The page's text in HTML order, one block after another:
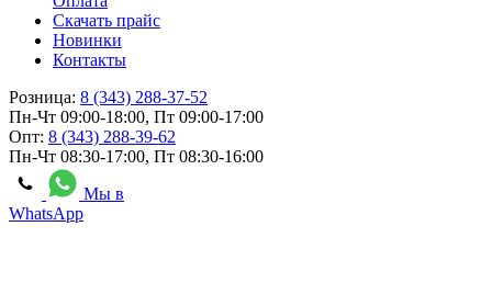
Скачать прайс
Новинки
Контакты
Розница: 8 (343) 288-37-52
Пн-Чт 09:00-18:00, Пт 09:00-17:00
Опт: 8 (343) 288-39-62
Пн-Чт 08:30-17:00, Пт 08:30-16:00
Мы в
WhatsApp